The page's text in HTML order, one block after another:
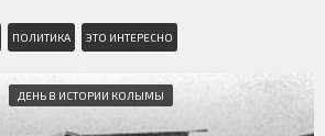
ПОЛИТИКА ЭТО ИНТЕРЕСНО
ДЕНЬ В ИСТОРИИ КОЛЫМЫ